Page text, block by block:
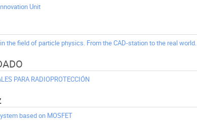
Unit
the field of particle physics. From the CAD-station to the real world.
PARA RADIOPROTECCIÓN
based on MOSFET